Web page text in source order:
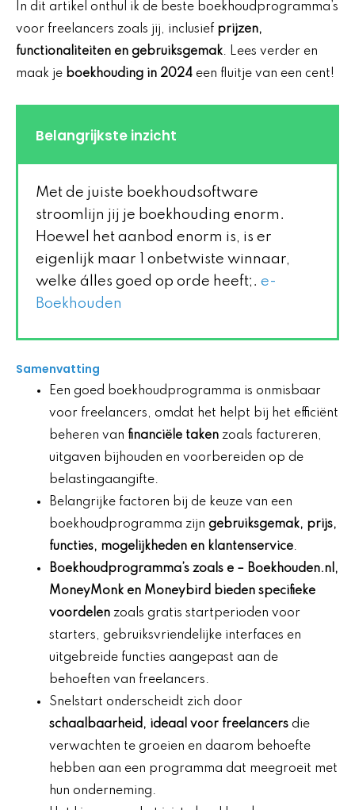
In dit artikel onthul ik de beste boekhoudprogramma’s
voor freelancers zoals jij, inclusief prijzen,
functionaliteiten en gebruiksgemak. Lees verder en
maak je boekhouding in 2024 een fluitje van een cent!
Belangrijkste inzicht
Met de juiste boekhoudsoftware
stroomlijn jij je boekhouding enorm.
Hoewel het aanbod enorm is, is er
eigenlijk maar 1 onbetwiste winnaar,
welke álles goed op orde heeft;. e-
Boekhouden
Samenvatting
Een goed boekhoudprogramma is onmisbaar
voor freelancers, omdat het helpt bij het efficiënt
beheren van financiële taken zoals factureren,
uitgaven bijhouden en voorbereiden op de
belastingaangifte.
Belangrijke factoren bij de keuze van een
boekhoudprogramma zijn gebruiksgemak, prijs,
functies, mogelijkheden en klantenservice.
Boekhoudprogramma’s zoals e – Boekhouden.nl,
MoneyMonk en Moneybird bieden specifieke
voordelen zoals gratis startperioden voor
starters, gebruiksvriendelijke interfaces en
uitgebreide functies aangepast aan de
behoeften van freelancers.
Snelstart onderscheidt zich door
schaalbaarheid, ideaal voor freelancers die
verwachten te groeien en daarom behoefte
hebben aan een programma dat meegroeit met
hun onderneming.